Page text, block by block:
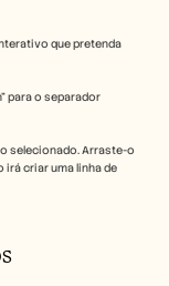
que pretenda
para o separador
selecionado. Arraste-o
irá criar uma linha de